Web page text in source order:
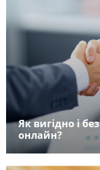
Як вигідно і
онлайн?